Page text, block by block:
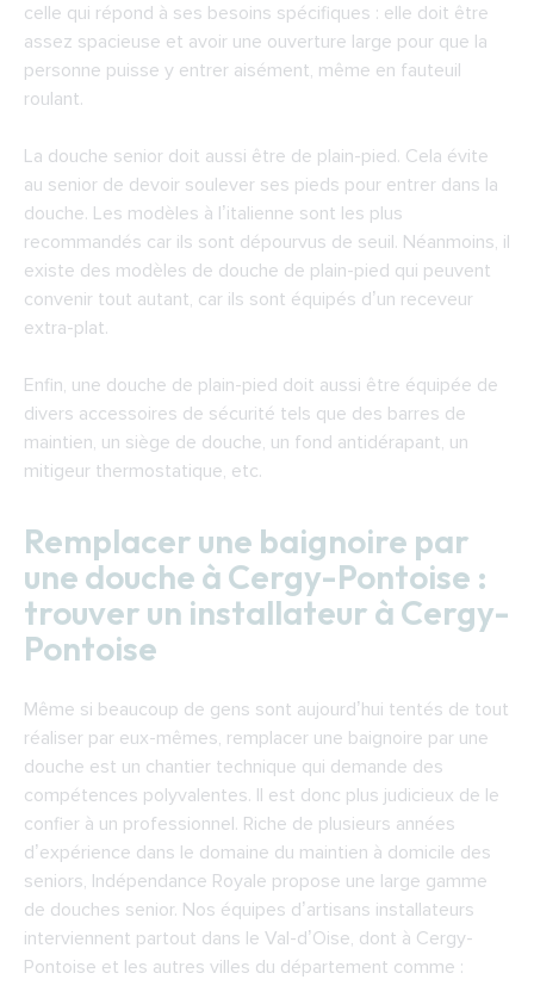
celle qui répond à ses besoins spécifiques : elle doit être
assez spacieuse et avoir une ouverture large pour que la
personne puisse y entrer aisément, même en fauteuil
roulant.
La douche senior doit aussi être de plain-pied. Cela évite
au senior de devoir soulever ses pieds pour entrer dans la
douche. Les modèles à l’italienne sont les plus
recommandés car ils sont dépourvus de seuil. Néanmoins, il
existe des modèles de douche de plain-pied qui peuvent
convenir tout autant, car ils sont équipés d’un receveur
extra-plat.
Enfin, une douche de plain-pied doit aussi être équipée de
divers accessoires de sécurité tels que des barres de
maintien, un siège de douche, un fond antidérapant, un
mitigeur thermostatique, etc.
Remplacer une baignoire par
une douche à Cergy-Pontoise :
trouver un installateur à Cergy-
Pontoise
Même si beaucoup de gens sont aujourd’hui tentés de tout
réaliser par eux-mêmes, remplacer une baignoire par une
douche est un chantier technique qui demande des
compétences polyvalentes. Il est donc plus judicieux de le
confier à un professionnel. Riche de plusieurs années
d’expérience dans le domaine du maintien à domicile des
seniors, Indépendance Royale propose une large gamme
de douches senior. Nos équipes d’artisans installateurs
interviennent partout dans le Val-d’Oise, dont à Cergy-
Pontoise et les autres villes du département comme :